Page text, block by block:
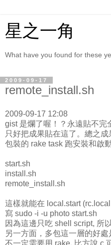
星之一角
What have you found for these
2009-09-17
remote_install.sh
2009-09-17 12:08
gist 是爛了喔！？永遠貼不完
只好把成果貼在這了。總之
包裝的 rake task 跑安裝和啟
start.sh
install.sh
remote_install.sh
這樣就能在 local.start
寫 sudo -i -u photo start.sh
因為這邊只吃 shell script, 所
另一方面，多包這一層的好處
不一定需要用 rake. 比方說 c